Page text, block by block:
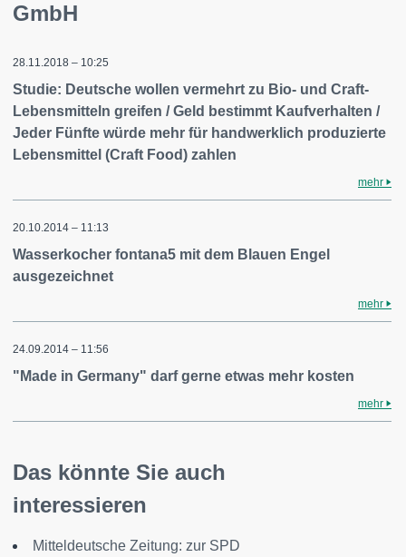
GmbH
28.11.2018 – 10:25
Studie: Deutsche wollen vermehrt zu Bio- und Craft-
Lebensmitteln greifen / Geld bestimmt Kaufverhalten /
Jeder Fünfte würde mehr für handwerklich produzierte
Lebensmittel (Craft Food) zahlen
mehr
20.10.2014 – 11:13
Wasserkocher fontana5 mit dem Blauen Engel
ausgezeichnet
mehr
24.09.2014 – 11:56
"Made in Germany" darf gerne etwas mehr kosten
mehr
Das könnte Sie auch
interessieren
Mitteldeutsche Zeitung: zur SPD